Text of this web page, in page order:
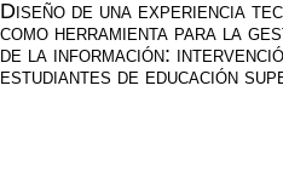
Diseño de una experiencia
como herramienta para la
de la información:
estudiantes de educación